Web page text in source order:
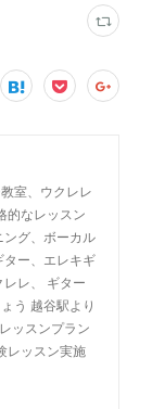
室、ウクレレ
的なレッスン
グ、ボーカル
ター、エレキギ
レ、 ギター
う 越谷駅より
ッスンプラン
レッスン実施